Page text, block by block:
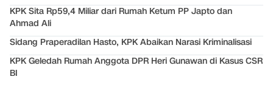
KPK Sita Rp59,4 Miliar dari Rumah Ketum PP Japto dan
Ahmad Ali
Sidang Praperadilan Hasto, KPK Abaikan Narasi Kriminalisasi
KPK Geledah Rumah Anggota DPR Heri Gunawan di Kasus CSR
BI